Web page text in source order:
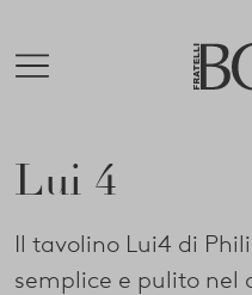
Lui 4
Il tavolino Lui4 di
semplice e pulito nel